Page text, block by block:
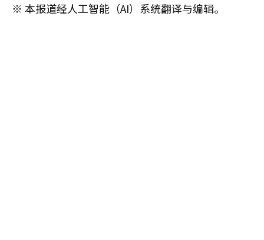
※ 本报道经人工智能（AI）系统翻译与编辑。